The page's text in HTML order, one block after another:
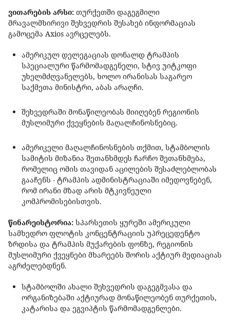
ვითარების არსი: თურქეთში დაგეგმილი
მრავალმხირივი შეხვედრის შესახებ ინფორმაციას
გამოცემა Axios ავრცელებს.
ამერიკულ დელეგაციას დონალდ ტრამპის
სპეციალური წარმომადგენელი, სტივ უიტკოფი
უხელმძღვანელებს, ხოლო ირანისას საგარეო
საქმეთა მინისტრი, აბას არაღჩი.
შეხვედრაში მონაწილეობას მიიღებენ რეგიონის
მუსლიმური ქვეყნების მაღალჩინოსნებიც.
ამერიკელი მაღალჩინოსნების თქმით, სტამბოლის
სამიტის მიზანია შეთანხმდეს ჩარჩო შეთანხმება,
რომელიც ომის თავიდან აცილების შესაძლებლობას
გააჩენს - ტრამპის ადმინისტრაციაში იმედოვნებენ,
რომ ირანი მზად არის მტკივნეული
კომპრომისებისთვის.
წინარეისტორია: სპარსეთის ყურეში ამერიკული
სამხედრო ფლოტის კონცენტრაციის უპრეცედენტო
ზრდისა და ტრამპის მუქარების ფონზე, რეგიონის
მუსლიმური ქვეყნები მხარეებს შორის აქტიურ მედიაციას
აგრძელებდნენ.
სტამბოლში ახალი შეხვედრის დაგეგმვასა და
ორგანიზებაში აქტიურად მონაწილეობენ თურქეთის,
კატარისა და ეგვიპტის წარმომადგენლები.